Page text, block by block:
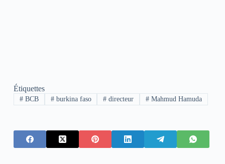
Étiquettes
#BCB #burkina faso # directeur # Mahmud Hamuda